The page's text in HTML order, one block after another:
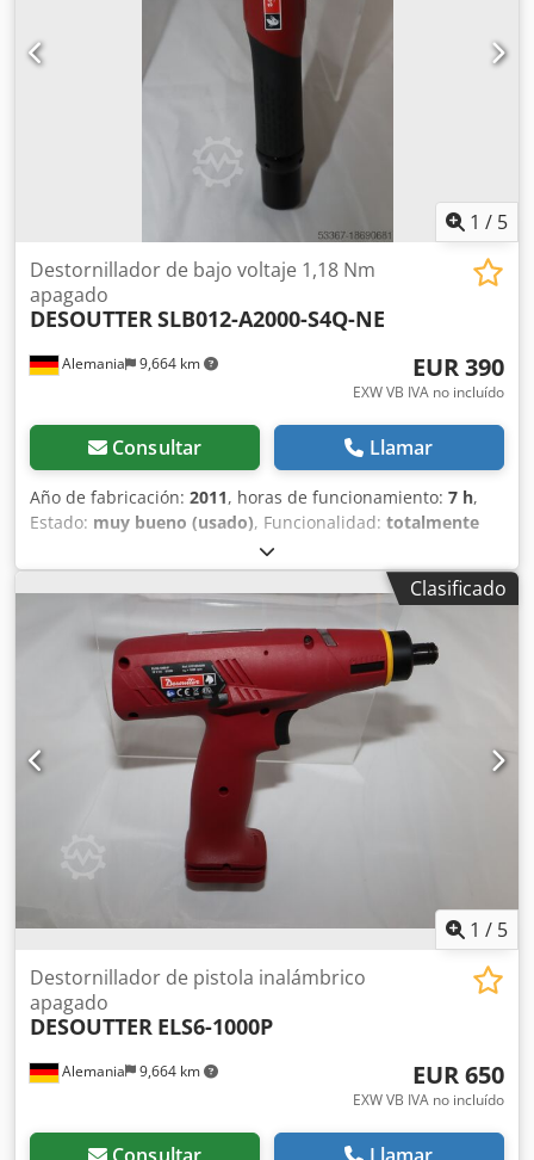
1 / 5
Alemania 9,664 km
Destornillador de bajo voltaje 1,18 Nm
apagado
DESOUTTERSLB012-A2000-S4Q-NE
EUR 390
EXW VB IVA no incluído
Consultar Llamar
Año de fabricación: 2011, horas de funcionamiento: 7 h,
Estado: muy bueno (usado), Funcionalidad: totalmente
, número de máquina/vehículo:
nuestro inventario de herramientas de demostración,
probadas y completamente funcionales: Csdpjv Ipx Hefx
Aczjha Destornillador de bajo voltaje Desoutter SLB012-
A2000-S4Q-NE apagado con arranque a presión Velocidad
de ralentí: 1000 / 750 min-1 Rango de par: 0,20 a 1,18 Nm
Salida: 1/4" Longitud: 245 mm Peso sin batería: 0,83 kg
Otras herramientas para producción industrial y
mantenimiento bajo demanda.
Clasificado
1 / 5
Alemania 9,664 km
Destornillador de pistola inalámbrico
apagado
DESOUTTER ELS6-1000P
EUR 650
EXW VB IVA no incluído